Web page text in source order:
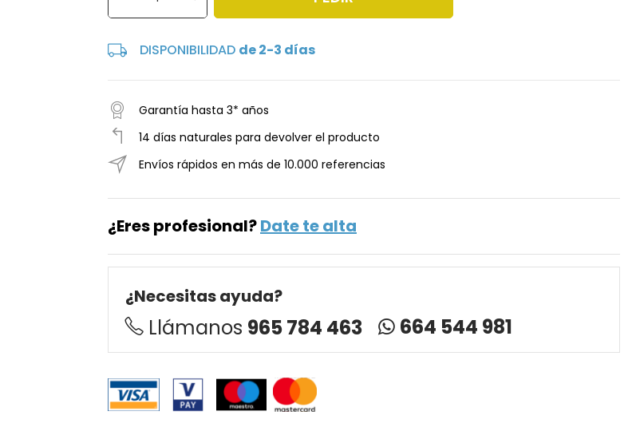
DISPONIBILIDAD de 2-3 días
Garantía hasta 3* años
14 días naturales para devolver el producto
Envíos rápidos en más de 10.000 referencias
¿Eres profesional?Date te alta
¿Necesitas ayuda?
Llámanos 965 784 463 664 544 981